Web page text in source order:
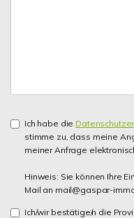
Ich habe die
stimme zu, dass meine
meiner Anfrage
Hinweis: Sie können Ihre
Mail an mail@gaspar-
Ich/wir bestätige/n die